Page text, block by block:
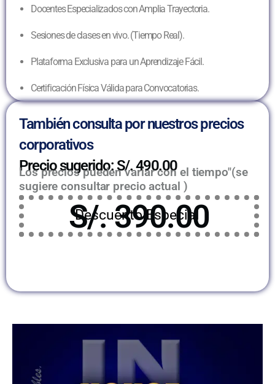
Docentes Especializados con Amplia Trayectoria.
Sesiones de clases en vivo. (Tiempo Real).
Plataforma Exclusiva para un Aprendizaje Fácil.
Certificación Física Válida para Convocatorias.
También consulta por nuestros precios
corporativos
Precio sugerido: S/. 490.00
Los precios pueden variar con el tiempo"(se
sugiere consultar precio actual )
Descuento Especial
S/. 390.00